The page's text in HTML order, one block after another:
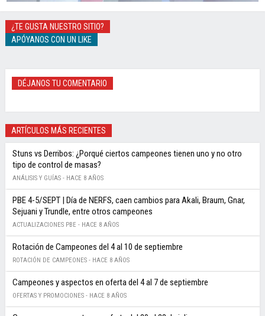
¿TE GUSTA NUESTRO SITIO?
APÓYANOS CON UN LIKE
DÉJANOS TU COMENTARIO
ARTÍCULOS MÁS RECIENTES
Stuns vs Derribos: ¿Porqué ciertos campeones tienen uno y no otro
tipo de control de masas?
ANÁLISIS Y GUÍAS - HACE 8 AÑOS
PBE 4-5/SEPT | Día de NERFS, caen cambios para Akali, Braum, Gnar,
Sejuani y Trundle, entre otros campeones
ACTUALIZACIONES PBE - HACE 8 AÑOS
Rotación de Campeones del 4 al 10 de septiembre
ROTACIÓN DE CAMPEONES - HACE 8 AÑOS
Campeones y aspectos en oferta del 4 al 7 de septiembre
OFERTAS Y PROMOCIONES - HACE 8 AÑOS